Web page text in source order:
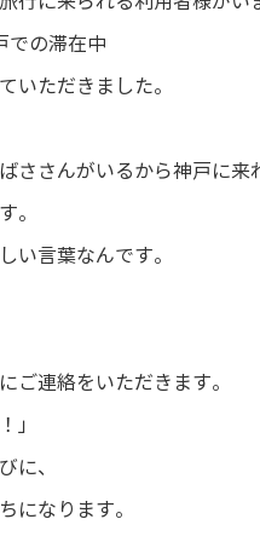
での滞在中
いただきました。
ささんがいるから神戸に来
。
い言葉なんです。
ご連絡をいただきます。
」
に、
になります。